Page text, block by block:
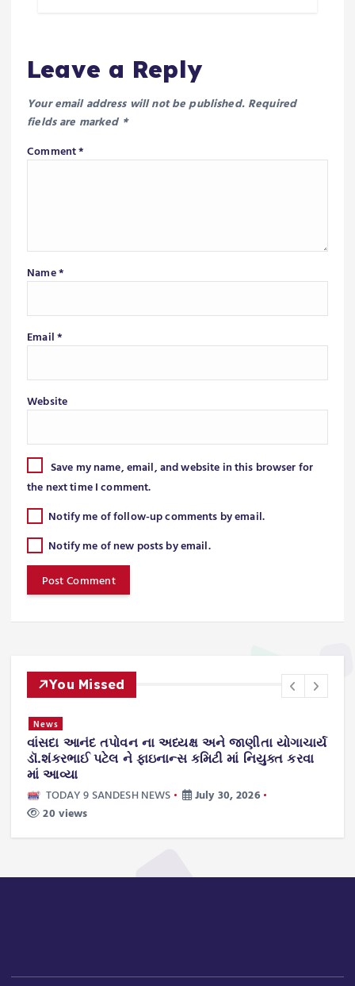
Leave a Reply
Your email address will not be published. Required
fields are marked *
Comment*
Name*
Email*
Website
Save my name, email, and website in this browser for
the next time I comment.
Notify me of follow-up comments by email.
Notify me of new posts by email.
You Missed
News
વાંસદા આનંદ તપોવન ના અધ્યક્ષ અને જાણીતા યોગાચાર્ય
ડૉ.શંકરભાઈ પટેલ ને ફાઇનાન્સ કમિટી માં નિયુક્ત કરવા
માં આવ્યા
TODAY 9 SANDESH NEWS
July 30, 2026
20 views